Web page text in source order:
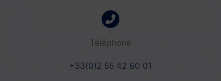
Téléphone
+33(0)2 55 42 60 01